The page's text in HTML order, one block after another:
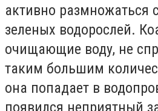
активно размножаться
зеленых водорослей.
очищающие воду, не
таким большим
она попадает в
появился неприятный